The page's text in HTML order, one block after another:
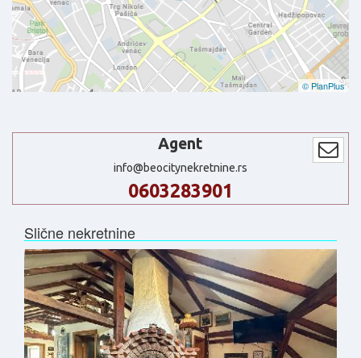
© PlanPlus
Agent
info@beocitynekretnine.rs
0603283901
Slične nekretnine